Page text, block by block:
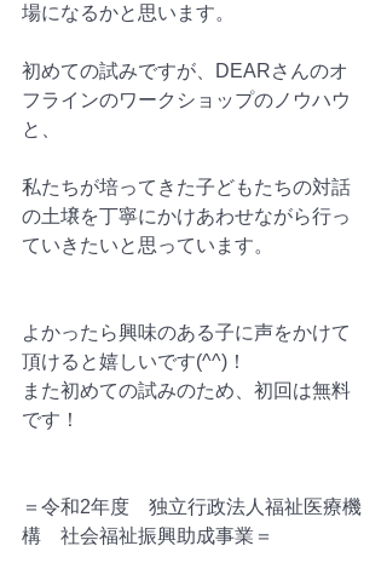
場になるかと思います。
初めての試みですが、DEARさんのオ
フラインのワークショップのノウハウ
と、
私たちが培ってきた子どもたちの対話
の土壌を丁寧にかけあわせながら行っ
ていきたいと思っています。
よかったら興味のある子に声をかけて
頂けると嬉しいです(^^)！
また初めての試みのため、初回は無料
です！
＝令和2年度　独立行政法人福祉医療機
構　社会福祉振興助成事業＝